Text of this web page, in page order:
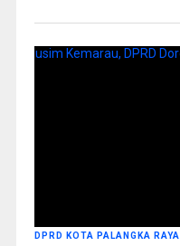
DPRD KOTA PALANGKA RAYA